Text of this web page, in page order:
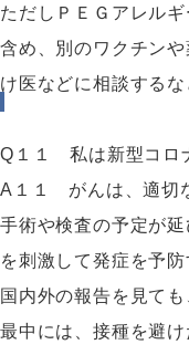
ただしＰＥＧアレル
含め、別のワクチン
け医などに相談する
Q１１ 私は新型コロ
A１１ がんは、適切
手術や検査の予定が
を刺激して発症を予
国内外の報告を見て
最中には、接種を避